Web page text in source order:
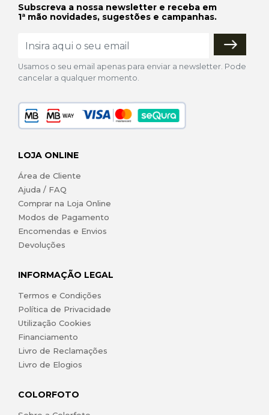
Subscreva a nossa newsletter e receba em
1ª mão novidades, sugestões e campanhas.
Usamos o seu email apenas para enviar a newsletter. Pode
cancelar a qualquer momento.
LOJA ONLINE
Área de Cliente
Ajuda / FAQ
Comprar na Loja Online
Modos de Pagamento
Encomendas e Envios
Devoluções
INFORMAÇÃO LEGAL
Termos e Condições
Política de Privacidade
Utilização Cookies
Financiamento
Livro de Reclamações
Livro de Elogios
COLORFOTO